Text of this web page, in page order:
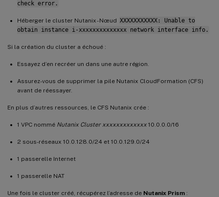
check error.
Héberger le cluster Nutanix - Nœud XXXXXXXXXXX: Unable to
obtain instance i-xxxxxxxxxxxxxx network interface info.
Si la création du cluster a échoué :
Essayez d’en recréer un dans une autre région.
Assurez-vous de supprimer la pile Nutanix CloudFormation (CFS)
avant de réessayer.
En plus d’autres ressources, le CFS Nutanix crée :
1 VPC nommé Nutanix Cluster xxxxxxxxxxxxx 10.0.0.0/16
2 sous-réseaux 10.0.128.0/24 et 10.0.129.0/24
1 passerelle Internet
1 passerelle NAT
Une fois le cluster créé, récupérez l’adresse de Nutanix Prism :